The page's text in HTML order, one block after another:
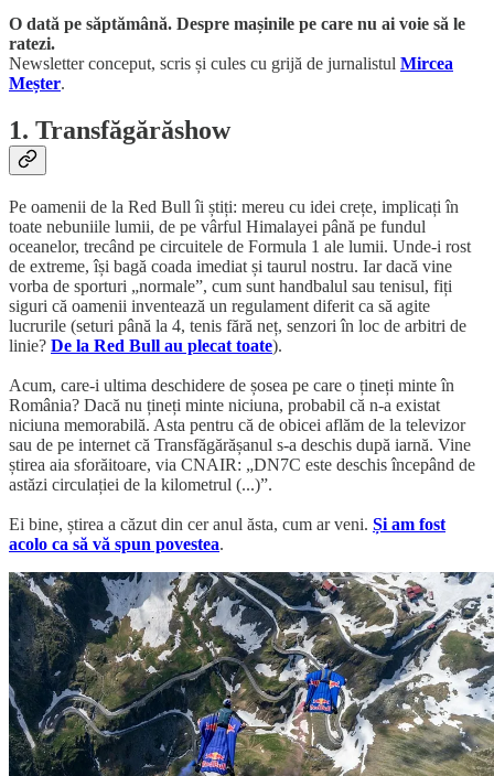
O dată pe săptămână. Despre mașinile pe care nu ai voie să le
ratezi.
Newsletter conceput, scris și cules cu grijă de jurnalistul Mircea
Meșter.
1. Transfăgărăshow
Pe oamenii de la Red Bull îi știți: mereu cu idei crețe, implicați în
toate nebuniile lumii, de pe vârful Himalayei până pe fundul
oceanelor, trecând pe circuitele de Formula 1 ale lumii. Unde-i rost
de extreme, își bagă coada imediat și taurul nostru. Iar dacă vine
vorba de sporturi „normale”, cum sunt handbalul sau tenisul, fiți
siguri că oamenii inventează un regulament diferit ca să agite
lucrurile (seturi până la 4, tenis fără neț, senzori în loc de arbitri de
linie? De la Red Bull au plecat toate).
Acum, care-i ultima deschidere de șosea pe care o țineți minte în
România? Dacă nu țineți minte niciuna, probabil că n-a existat
niciuna memorabilă. Asta pentru că de obicei aflăm de la televizor
sau de pe internet că Transfăgărășanul s-a deschis după iarnă. Vine
știrea aia sforăitoare, via CNAIR: „DN7C este deschis începând de
astăzi circulației de la kilometrul (...)”.
Ei bine, știrea a căzut din cer anul ăsta, cum ar veni. Și am fost
acolo ca să vă spun povestea.